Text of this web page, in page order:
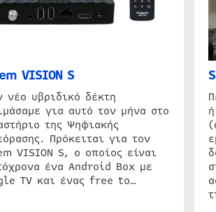
VISION S
νέο υβριδικό δέκτη
για αυτό τον μήνα στο
της Ψηφιακής
Πρόκειται για τον
VISION S, ο οποίος είναι
ένα Android Box με
TV και ένας free to…